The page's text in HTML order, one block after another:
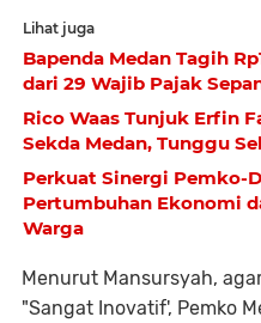
Lihat juga
Bapenda Medan Tagih
dari 29 Wajib Pajak
Rico Waas Tunjuk Erfin
Sekda Medan, Tunggu
Perkuat Sinergi Pemko-
Pertumbuhan Ekonomi
Warga
Menurut Mansursyah,
"Sangat Inovatif', Pemko